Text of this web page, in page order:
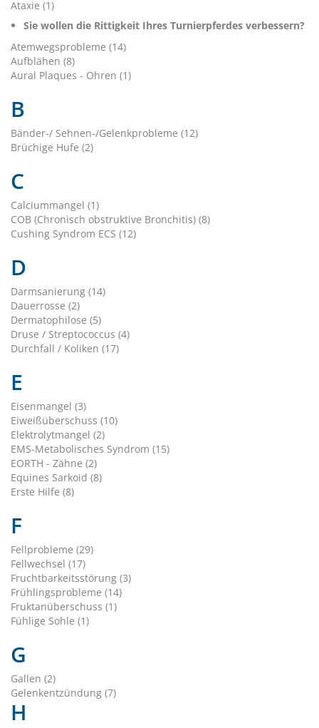
Ataxie (1)
Sie wollen die Rittigkeit Ihres Turnierpferdes verbessern?
Atemwegsprobleme (14)
Aufblähen (8)
Aural Plaques - Ohren (1)
B
Bänder-/ Sehnen-/Gelenkprobleme (12)
Brüchige Hufe (2)
C
Calciummangel (1)
COB (Chronisch obstruktive Bronchitis) (8)
Cushing Syndrom ECS (12)
D
Darmsanierung (14)
Dauerrosse (2)
Dermatophilose (5)
Druse / Streptococcus (4)
Durchfall / Koliken (17)
E
Eisenmangel (3)
Eiweißüberschuss (10)
Elektrolytmangel (2)
EMS-Metabolisches Syndrom (15)
EORTH - Zähne (2)
Equines Sarkoid (8)
Erste Hilfe (8)
F
Fellprobleme (29)
Fellwechsel (17)
Fruchtbarkeitsstörung (3)
Frühlingsprobleme (14)
Fruktanüberschuss (1)
Fühlige Sohle (1)
G
Gallen (2)
Gelenkentzündung (7)
H